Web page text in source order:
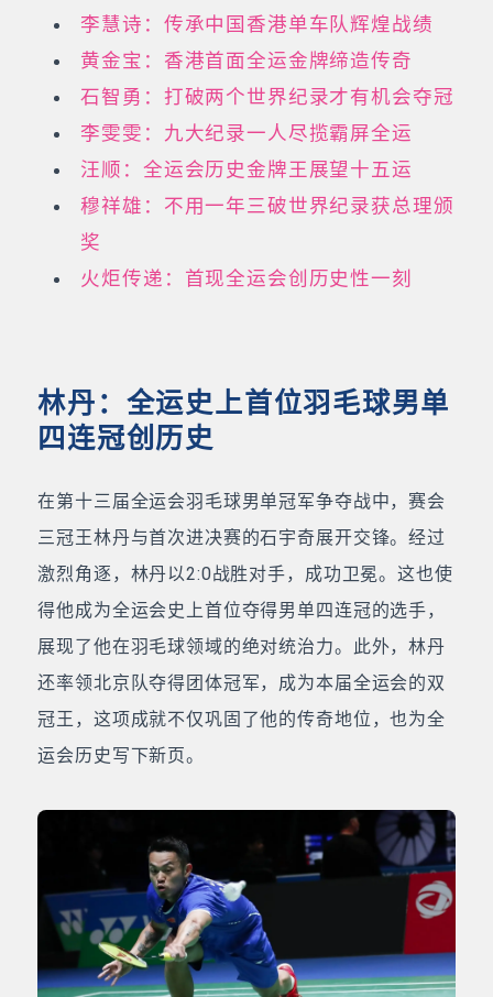
李慧诗：传承中国香港单车队辉煌战绩
黄金宝：香港首面全运金牌缔造传奇
石智勇：打破两个世界纪录才有机会夺冠
李雯雯：九大纪录一人尽揽霸屏全运
汪顺：全运会历史金牌王展望十五运
穆祥雄：不用一年三破世界纪录获总理颁
奖
火炬传递：首现全运会创历史性一刻
林丹：全运史上首位羽毛球男单
四连冠创历史
在第十三届全运会羽毛球男单冠军争夺战中，赛会
三冠王林丹与首次进决赛的石宇奇展开交锋。经过
激烈角逐，林丹以2:0战胜对手，成功卫冕。这也使
得他成为全运会史上首位夺得男单四连冠的选手，
展现了他在羽毛球领域的绝对统治力。此外，林丹
还率领北京队夺得团体冠军，成为本届全运会的双
冠王，这项成就不仅巩固了他的传奇地位，也为全
运会历史写下新页。